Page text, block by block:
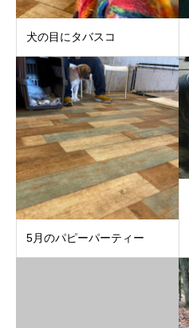
犬の目にタバスコ
5月のパピーパーティー